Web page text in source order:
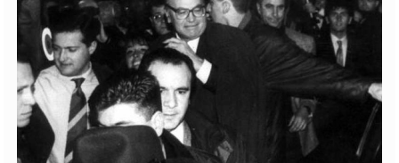
EXTRA
CODICI RUBRICHE LIBRI PROCEEDINGS PUBBLICITÀ CONTATTI
SOCIAL MEDIA